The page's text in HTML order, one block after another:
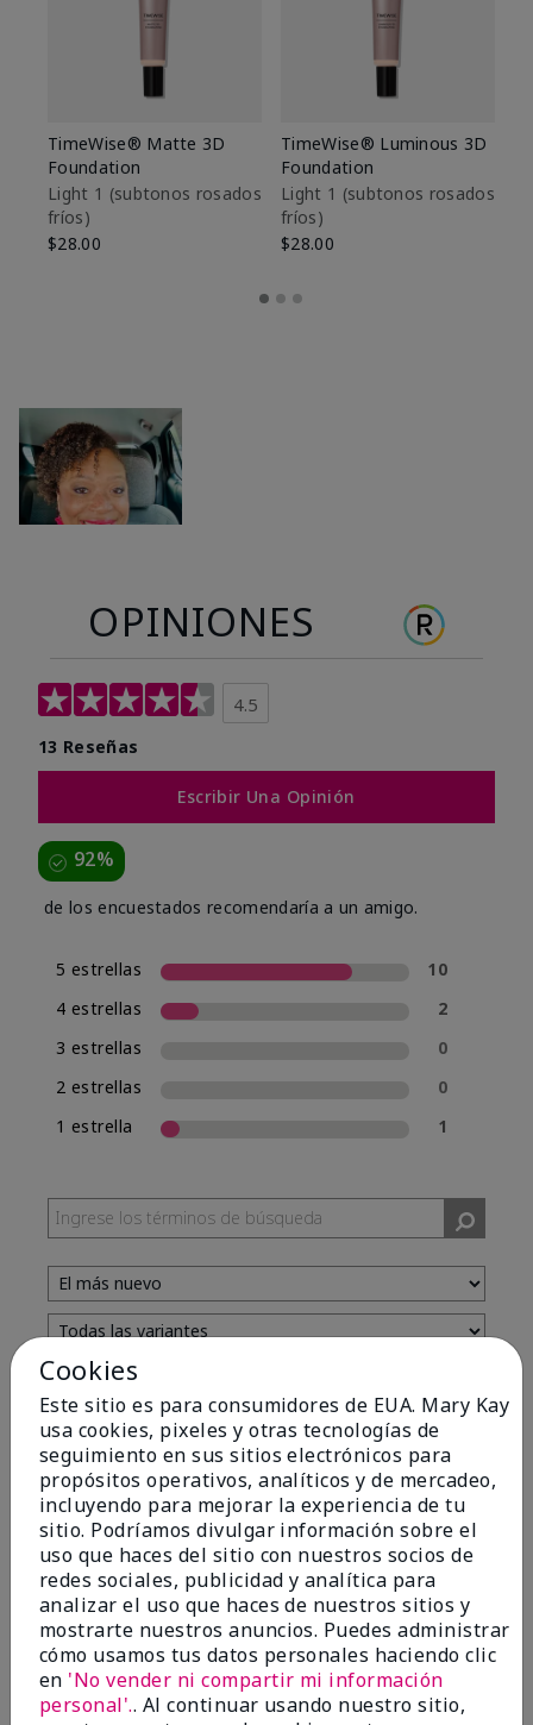
TimeWise® Matte 3D
Foundation
Light 1​ (subtonos rosados
fríos)
$28.00
TimeWise® Luminous 3D
Foundation
Light 1​ (subtonos rosados
fríos)
$28.00
OPINIONES
4.5
13 Reseñas
Escribir Una Opinión
92%
de los encuestados recomendaría a un amigo.
5 estrellas
10
4 estrellas
2
3 estrellas
0
2 estrellas
0
1 estrella
1
Evaluado por 13 clientes
5
Yeh! I really works
EnviadoHace 4 meses
porChar
deDetroit, Mi
Evaluado en
marykay.com/en-us/
I ski all winter and since adding this to my progam
Cookies
Este sitio es para consumidores de EUA. Mary Kay
usa cookies, pixeles y otras tecnologías de
seguimiento en sus sitios electrónicos para
propósitos operativos, analíticos y de mercadeo,
incluyendo para mejorar la experiencia de tu
sitio. Podríamos divulgar información sobre el
uso que haces del sitio con nuestros socios de
redes sociales, publicidad y analítica para
analizar el uso que haces de nuestros sitios y
mostrarte nuestros anuncios. Puedes administrar
cómo usamos tus datos personales haciendo clic
en 'No vender ni compartir mi información
personal'.. Al continuar usando nuestro sitio,